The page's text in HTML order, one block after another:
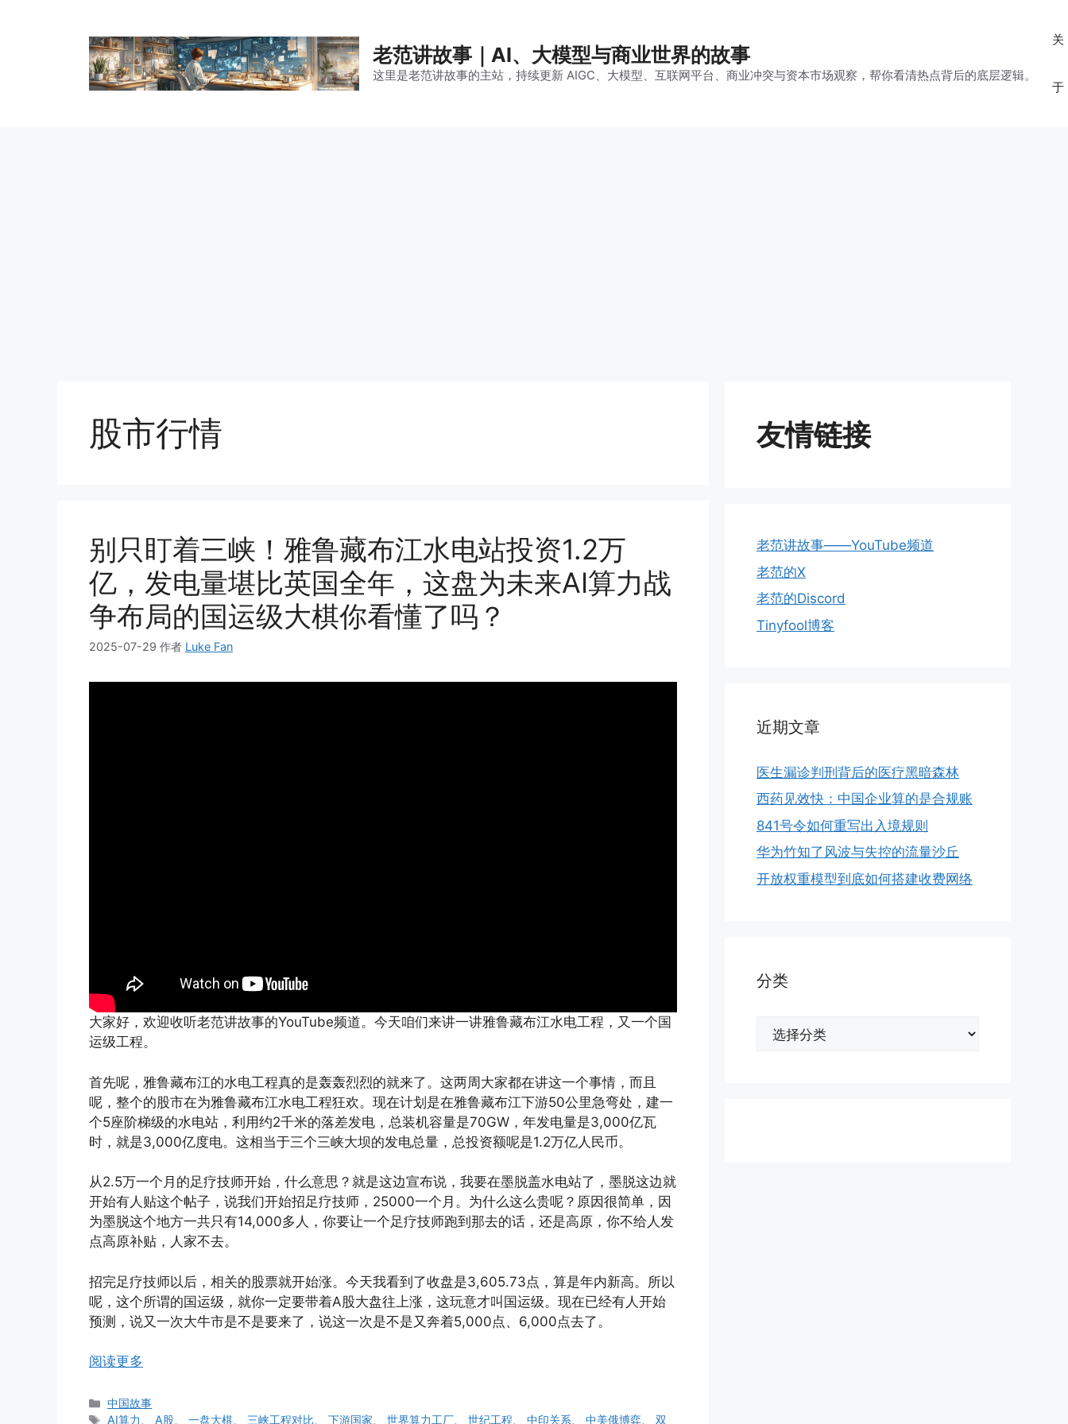
老范讲故事｜AI、大模型与商业世界的故事
这里是老范讲故事的主站，持续更新 AIGC、大模型、互联网平台、商业冲突与资本市场观察，帮你看清热点背后的底层逻辑。
关
于
股市行情
别只盯着三峡！雅鲁藏布江水电站投资1.2万
亿，发电量堪比英国全年，这盘为未来AI算力战
争布局的国运级大棋你看懂了吗？
2025-07-29 作者 Luke Fan
大家好，欢迎收听老范讲故事的YouTube频道。今天咱们来讲一讲雅鲁藏布江水电工程，又一个国
运级工程。
首先呢，雅鲁藏布江的水电工程真的是轰轰烈烈的就来了。这两周大家都在讲这一个事情，而且
呢，整个的股市在为雅鲁藏布江水电工程狂欢。现在计划是在雅鲁藏布江下游50公里急弯处，建一
个5座阶梯级的水电站，利用约2千米的落差发电，总装机容量是70GW，年发电量是3,000亿瓦
时，就是3,000亿度电。这相当于三个三峡大坝的发电总量，总投资额呢是1.2万亿人民币。
从2.5万一个月的足疗技师开始，什么意思？就是这边宣布说，我要在墨脱盖水电站了，墨脱这边就
开始有人贴这个帖子，说我们开始招足疗技师，25000一个月。为什么这么贵呢？原因很简单，因
为墨脱这个地方一共只有14,000多人，你要让一个足疗技师跑到那去的话，还是高原，你不给人发
点高原补贴，人家不去。
招完足疗技师以后，相关的股票就开始涨。今天我看到了收盘是3,605.73点，算是年内新高。所以
呢，这个所谓的国运级，就你一定要带着A股大盘往上涨，这玩意才叫国运级。现在已经有人开始
预测，说又一次大牛市是不是要来了，说这一次是不是又奔着5,000点、6,000点去了。
阅读更多
分
类
中国故事
标
AI算力 A股 、一盘大棋 三峡工程对比 、下游国家 、世界算力工厂 、世纪工程 、中印关系 、中美俄博弈 、双
友情链接
老范讲故事——YouTube频道
老范的X
老范的Discord
Tinyfool博客
近期文章
医生漏诊判刑背后的医疗黑暗森林
西药见效快：中国企业算的是合规账
841号令如何重写出入境规则
华为竹知了风波与失控的流量沙丘
开放权重模型到底如何搭建收费网络
分类